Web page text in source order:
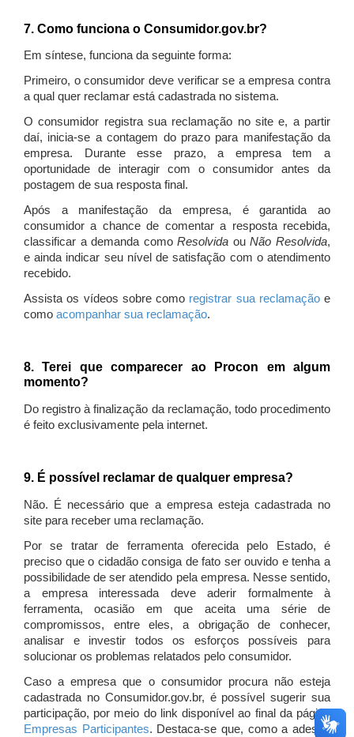
7. Como funciona o Consumidor.gov.br?
Em síntese, funciona da seguinte forma:
Primeiro, o consumidor deve verificar se a empresa contra
a qual quer reclamar está cadastrada no sistema.
O consumidor registra sua reclamação no site e, a partir
daí, inicia-se a contagem do prazo para manifestação da
empresa. Durante esse prazo, a empresa tem a
oportunidade de interagir com o consumidor antes da
postagem de sua resposta final.
Após a manifestação da empresa, é garantida ao
consumidor a chance de comentar a resposta recebida,
classificar a demanda comoResolvida ouNão Resolvida,
e ainda indicar seu nível de satisfação com o atendimento
recebido.
Assista os vídeos sobre como registrar sua reclamaçãoe
como acompanhar sua reclamação.
8. Terei que comparecer ao Procon em algum
momento?
Do registro à finalização da reclamação, todo procedimento
é feito exclusivamente pela internet.
9. É possível reclamar de qualquer empresa?
Não. É necessário que a empresa esteja cadastrada no
site para receber uma reclamação.
Por se tratar de ferramenta oferecida pelo Estado, é
preciso que o cidadão consiga de fato ser ouvido e tenha a
possibilidade de ser atendido pela empresa. Nesse sentido,
a empresa interessada deve aderir formalmente à
ferramenta, ocasião em que aceita uma série de
compromissos, entre eles, a obrigação de conhecer,
analisar e investir todos os esforços possíveis para
solucionar os problemas relatados pelo consumidor.
Caso a empresa que o consumidor procura não esteja
cadastrada no Consumidor.gov.br, é possível sugerir sua
participação, por meio do link disponível ao final da página
Empresas Participantes. Destaca-se que, como a adesão